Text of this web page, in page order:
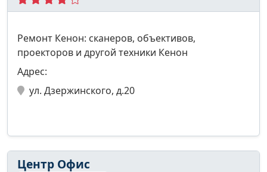
Ремонт Кенон: сканеров, объективов,
проекторов и другой техники Кенон
Адрес:
ул. Дзержинского, д.20
Центр Офис